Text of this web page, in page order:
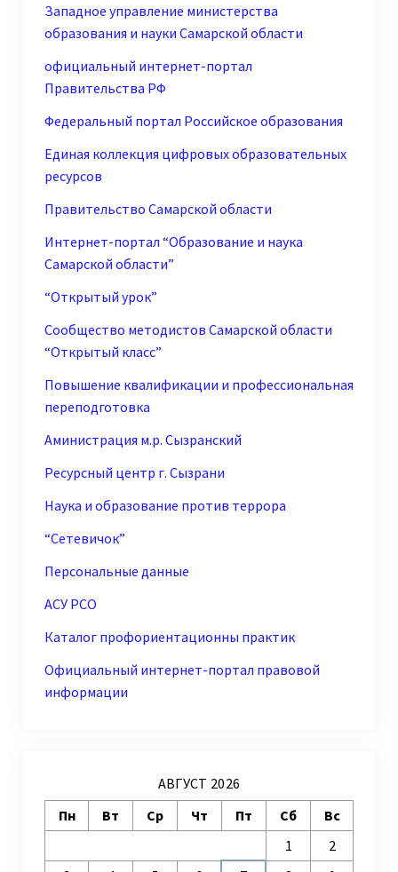
Западное управление министерства
образования и науки Самарской области
официальный интернет-портал
Правительства РФ
Федеральный портал Российское образования
Единая коллекция цифровых образовательных
ресурсов
Правительство Самарской области
Интернет-портал “Образование и наука
Самарской области”
“Открытый урок”
Сообщество методистов Самарской области
“Открытый класс”
Повышение квалификации и профессиональная
переподготовка
Аминистрация м.р. Сызранский
Ресурсный центр г. Сызрани
Наука и образование против террора
“Сетевичок”
Персональные данные
АСУ РСО
Каталог профориентационны практик
Официальный интернет-портал правовой
информации
АВГУСТ 2026
Пн
Вт Ср Чт Пт Сб
Вс
1
2